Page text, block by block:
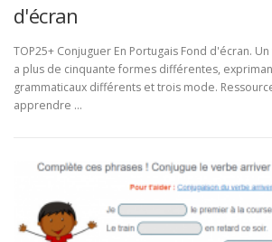
d'écran
TOP25+ Conjuguer En Portugais Fond d'écran.
a plus de cinquante formes différentes,
grammaticaux différents et trois mode.
apprendre …